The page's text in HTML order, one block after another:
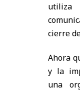
cierre
Ahora
y la
una